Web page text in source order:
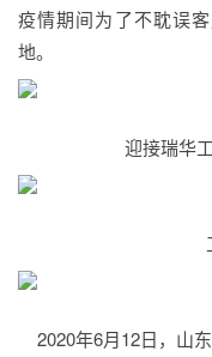
疫情期间为了不耽误
地。
迎接瑞华
2020年6月12日，山